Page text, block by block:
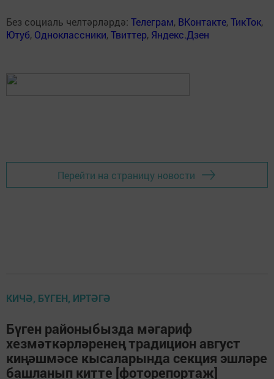
Без социаль челтәрләрдә: Телеграм, ВКонтакте,ТикТок,
Ютуб, Одноклассники,Твиттер, Яндекс.Дзен
Перейти на страницу новости
КИЧӘ, БҮГЕН, ИРТӘГӘ
Бүген районыбызда мәгариф
хезмәткәрләренең традицион август
киңәшмәсе кысаларында секция эшләре
башланып китте [фоторепортаж]